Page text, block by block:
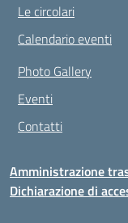
Le circolari
Calendario eventi
Photo Gallery
Eventi
Contatti
Amministrazione
Dichiarazione di